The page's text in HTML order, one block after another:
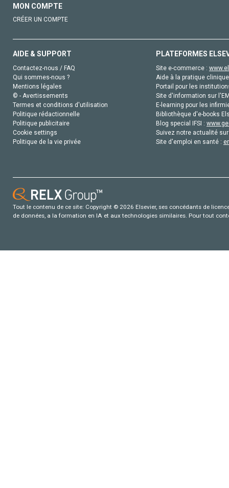
MON COMPTE
CRÉER UN COMPTE
AIDE & SUPPORT
Contactez-nous / FAQ
Qui sommes-nous ?
Mentions légales
© - Avertissements
Termes et conditions d'utilisation
Politique rédactionnelle
Politique publicitaire
Cookie settings
Politique de la vie privée
PLATEFORMES
Site e-commerce :
Aide à la pratique
Portail pour les
Site d'information sur
E-learning pour les
Bibliothèque d'e-books
Blog special IFSI :
Suivez notre actualité
Site d'emploi en santé :
Tout le contenu de ce site: Copyright © 2026 Elsevier, ses concédants de
de données, a la formation en IA et aux technologies similaires. Pour tout